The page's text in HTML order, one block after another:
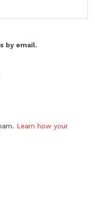
by email.
Learn how your